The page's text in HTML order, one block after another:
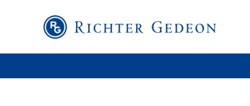
Keresés kulcsszó szerint